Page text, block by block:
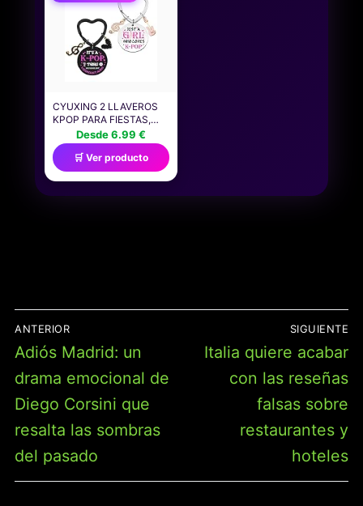
CYUXING 2 LLAVEROS
KPOP PARA FIESTAS,
EXQUISITOS REGALOS
DE CUMPLEAÑOS PARA
ADOLESCENTES,
AMANTES DE LA
MÚSICA Y MUJERES. SE
PUEDEN COLGAR EN
Desde 6.99 €
🛒 Ver producto
DE
ENTRADAS
ANTERIOR
Entrada
anterior:
Adiós Madrid: un
drama emocional de
Diego Corsini que
resalta las sombras
del pasado
SIGUIENTE
Entrada
siguiente:
Italia quiere acabar
con las reseñas
falsas sobre
restaurantes y
hoteles